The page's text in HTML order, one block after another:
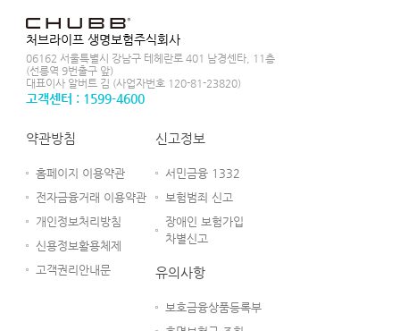
처브라이프 생명보험주식회사
06162 서울특별시 강남구 테헤란로 401 남경센타, 11층
(선릉역 9번출구 앞)
대표이사 알버트 김 (사업자번호 120-81-23820)
고객센터 : 1599-4600
약관방침
홈페이지 이용약관
전자금융거래 이용약관
개인정보처리방침
신용정보활용체제
고객권리안내문
신고정보
서민금융 1332
보험범죄 신고
장애인 보험가입
차별신고
유의사항
보호금융상품등록부